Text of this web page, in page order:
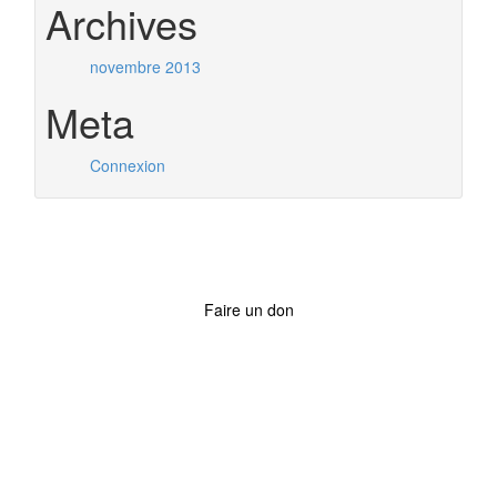
Archives
novembre 2013
Meta
Connexion
Faire un don